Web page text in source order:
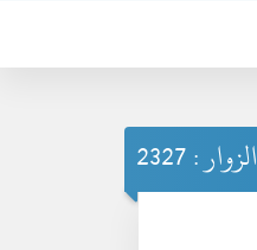
الزوار : 2327